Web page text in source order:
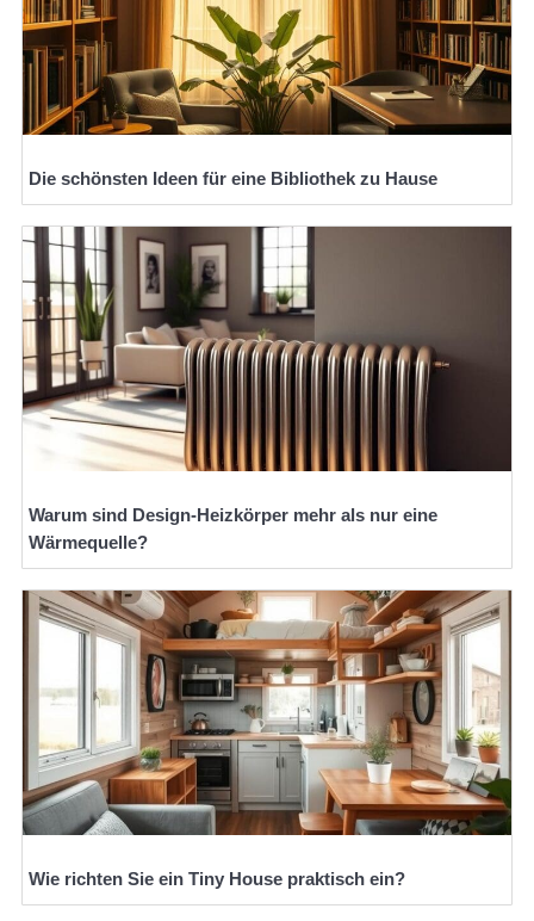
Die schönsten Ideen für eine Bibliothek zu Hause
Warum sind Design-Heizkörper mehr als nur eine
Wärmequelle?
Wie richten Sie ein Tiny House praktisch ein?